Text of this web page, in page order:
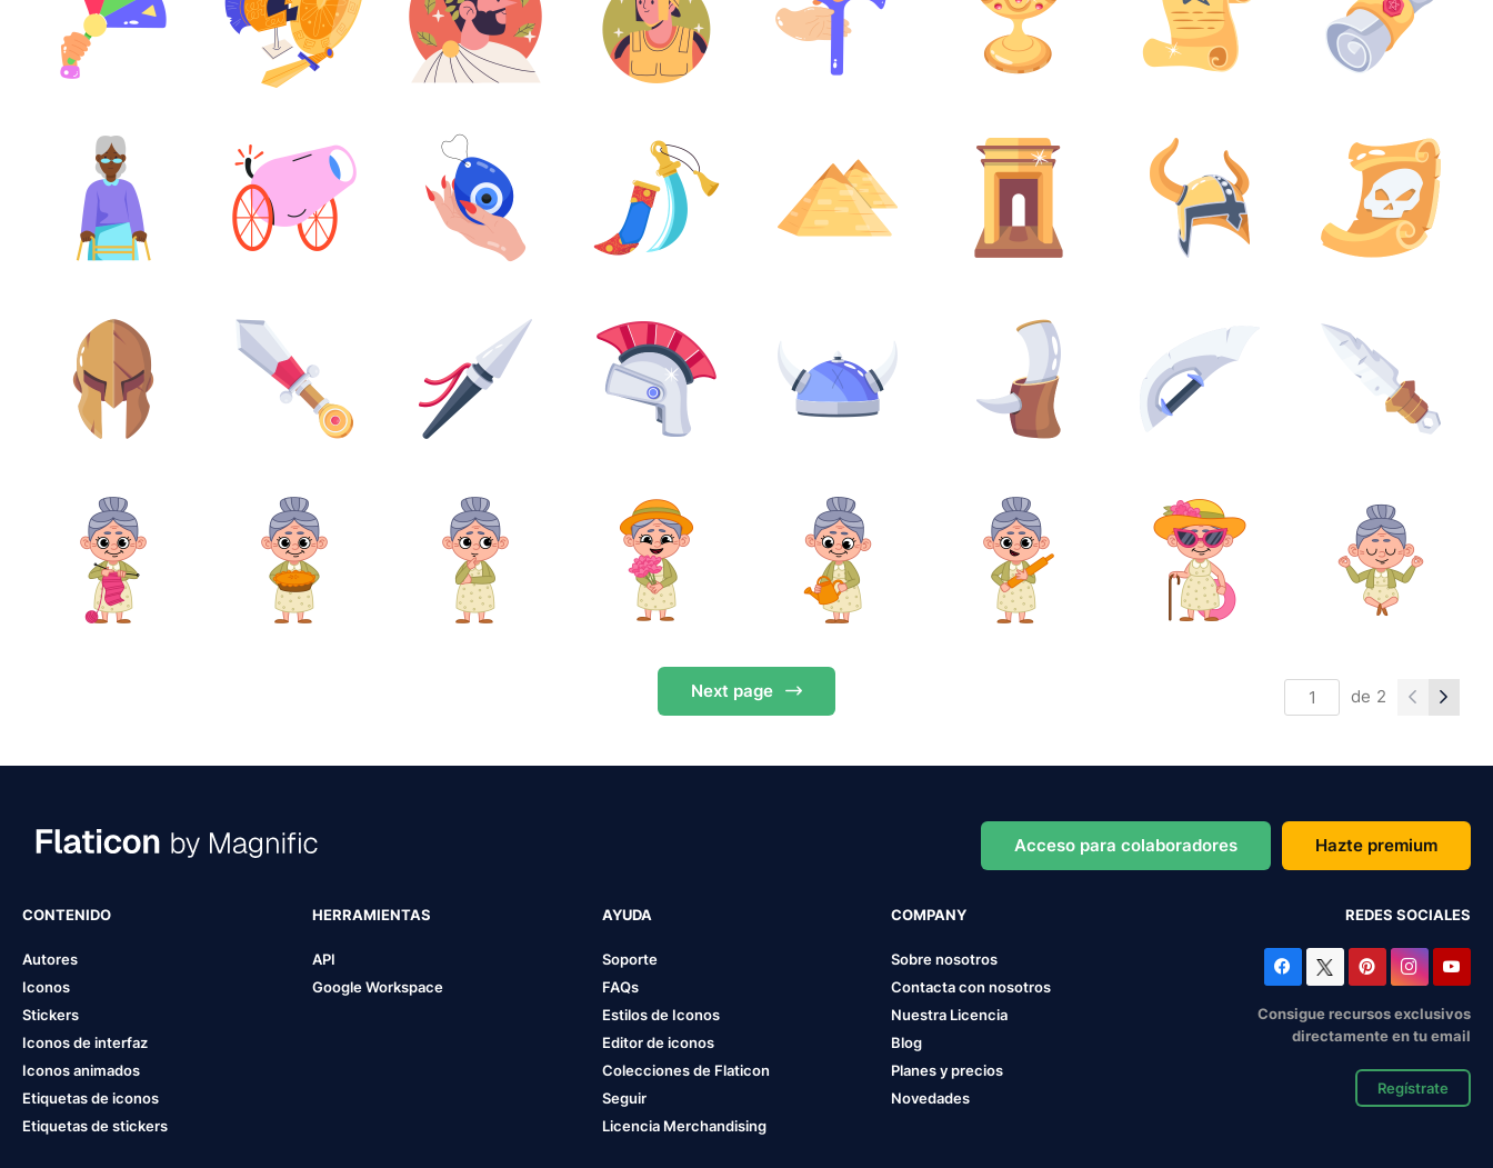
Next page de 2
Acceso para colaboradores Hazte premium
CONTENIDO
Autores
Iconos
Stickers
Iconos de interfaz
Iconos animados
Etiquetas de iconos
Etiquetas de stickers
HERRAMIENTAS
API
Google Workspace
AYUDA
Soporte
FAQs
Estilos de Iconos
Editor de iconos
Colecciones de Flaticon
Seguir
Licencia Merchandising
COMPANY
Sobre nosotros
Contacta con nosotros
Nuestra Licencia
Blog
Planes y precios
Novedades
REDES SOCIALES
Consigue recursos exclusivos
directamente en tu email
Regístrate